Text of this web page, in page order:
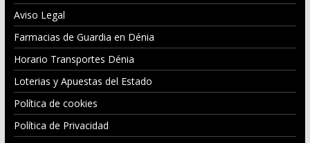
Aviso Legal
Farmacias de Guardia en Dénia
Horario Transportes Dénia
Loterias y Apuestas del Estado
Política de cookies
Política de Privacidad